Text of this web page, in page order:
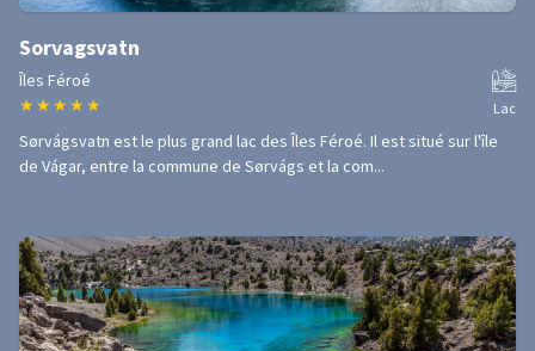
Sorvagsvatn
Îles Féroé
★ ★ ★ ★ ★ Lac
Sørvágsvatn est le plus grand lac des Îles Féroé. Il est situé sur l'île
de Vágar, entre la commune de Sørvágs et la com...